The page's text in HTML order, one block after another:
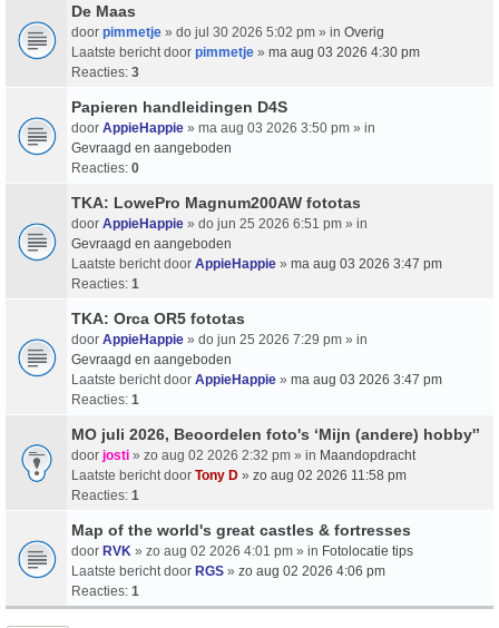
De Maas
door pimmetje » do jul 30 2026 5:02 pm » in Overig
Laatste bericht door pimmetje » ma aug 03 2026 4:30 pm
Reacties: 3
Papieren handleidingen D4S
door AppieHappie » ma aug 03 2026 3:50 pm » in
Gevraagd en aangeboden
Reacties: 0
TKA: LowePro Magnum200AW fototas
door AppieHappie » do jun 25 2026 6:51 pm » in
Gevraagd en aangeboden
Laatste bericht door AppieHappie » ma aug 03 2026 3:47 pm
Reacties: 1
TKA: Orca OR5 fototas
door AppieHappie » do jun 25 2026 7:29 pm » in
Gevraagd en aangeboden
Laatste bericht door AppieHappie » ma aug 03 2026 3:47 pm
Reacties: 1
MO juli 2026, Beoordelen foto's ‘Mijn (andere) hobby'’
door josti » zo aug 02 2026 2:32 pm » in Maandopdracht
Laatste bericht door Tony D » zo aug 02 2026 11:58 pm
Reacties: 1
Map of the world's great castles & fortresses
door RVK » zo aug 02 2026 4:01 pm » in Fotolocatie tips
Laatste bericht door RGS » zo aug 02 2026 4:06 pm
Reacties: 1